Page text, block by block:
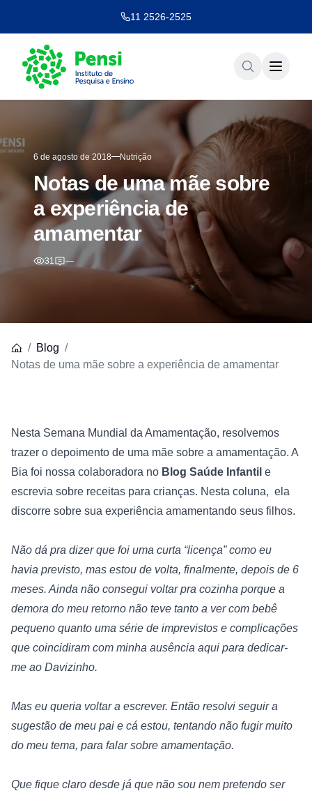
11 2526-2525
6 de agosto de 2018 Nutrição
Notas de uma mãe sobre
a experiência de
amamentar
31 —
Blog
Notas de uma mãe sobre a experiência de amamentar
Nesta Semana Mundial da Amamentação, resolvemos
trazer o depoimento de uma mãe sobre a amamentação. A
Bia foi nossa colaboradora no Blog Saúde Infantil e
escrevia sobre receitas para crianças. Nesta coluna, ela
discorre sobre sua experiência amamentando seus filhos.
Não dá pra dizer que foi uma curta “licença” como eu
havia previsto, mas estou de volta, finalmente, depois de 6
meses. Ainda não consegui voltar pra cozinha porque a
demora do meu retorno não teve tanto a ver com bebê
pequeno quanto uma série de imprevistos e complicações
que coincidiram com minha ausência aqui para dedicar-
me ao Davizinho.
Mas eu queria voltar a escrever. Então resolvi seguir a
sugestão de meu pai e cá estou, tentando não fugir muito
do meu tema, para falar sobre amamentação.
Que fique claro desde já que não sou nem pretendo ser